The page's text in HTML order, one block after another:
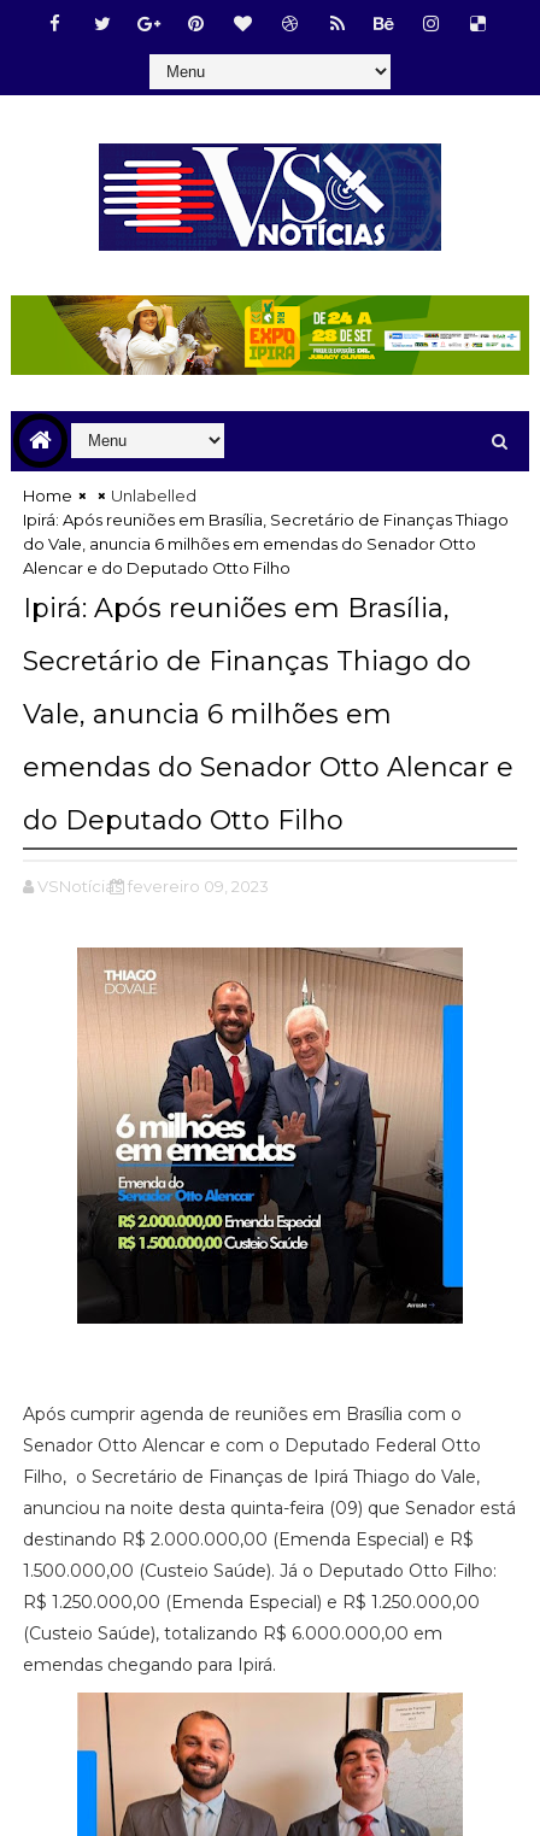
Home
Unlabelled
Ipirá: Após reuniões em Brasília, Secretário de Finanças Thiago
do Vale, anuncia 6 milhões em emendas do Senador Otto
Alencar e do Deputado Otto Filho
Ipirá: Após reuniões em Brasília,
Secretário de Finanças Thiago do
Vale, anuncia 6 milhões em
emendas do Senador Otto Alencar e
do Deputado Otto Filho
VSNotícias fevereiro 09, 2023
Após cumprir agenda de reuniões em Brasília com o
Senador Otto Alencar e com o Deputado Federal Otto
Filho, o Secretário de Finanças de Ipirá Thiago do Vale,
anunciou na noite desta quinta-feira (09) que Senador está
destinando R$ 2.000.000,00 (Emenda Especial) e R$
1.500.000,00 (Custeio Saúde). Já o Deputado Otto Filho:
R$ 1.250.000,00 (Emenda Especial) e R$ 1.250.000,00
(Custeio Saúde), totalizando R$ 6.000.000,00 em
emendas chegando para Ipirá.